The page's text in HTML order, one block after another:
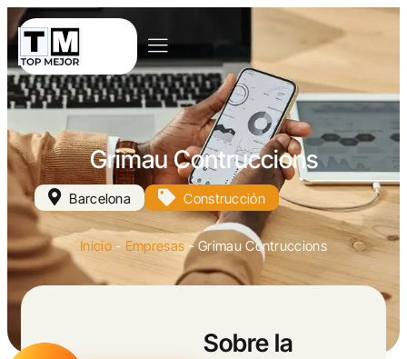
Grimau Contruccions
Barcelona Construcción
Inicio- Empresas -Grimau Contruccions
Sobre la